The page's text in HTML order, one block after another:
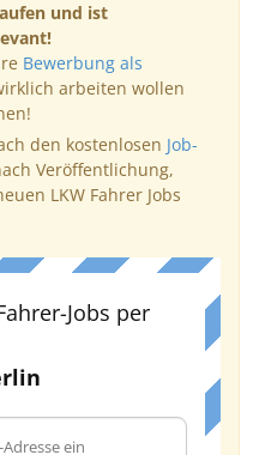
und ist
Bewerbung als
arbeiten wollen
den kostenlosen Job-
Veröffentlichung,
LKW Fahrer Jobs
Jobs per